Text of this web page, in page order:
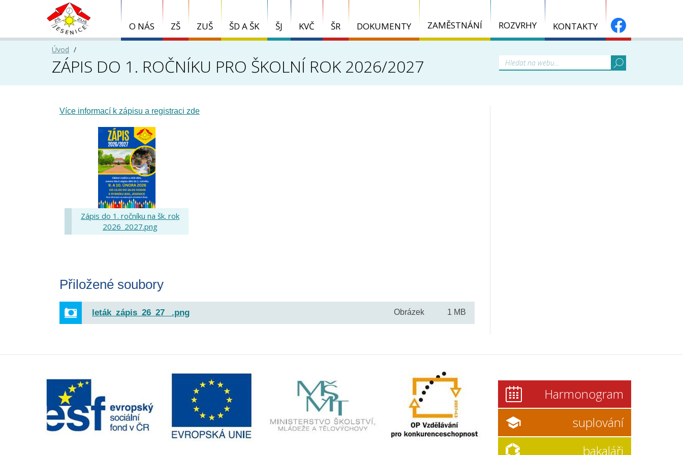
O NÁS ZŠ ZUŠ ŠD A ŠK ŠJ KVČ ŠR DOKUMENTY ZAMĚSTNÁNÍ ROZVRHY KONTAKTY
Úvod
ZÁPIS DO 1. ROČNÍKU PRO ŠKOLNÍ ROK 2026/2027
Více informací k zápisu a registraci zde
Zápis do 1. ročníku na šk. rok
2026_2027.png
Přiložené soubory
leták_zápis_26_27 _.png 1 MB
Obrázek
Harmonogram
suplování
bakaláři